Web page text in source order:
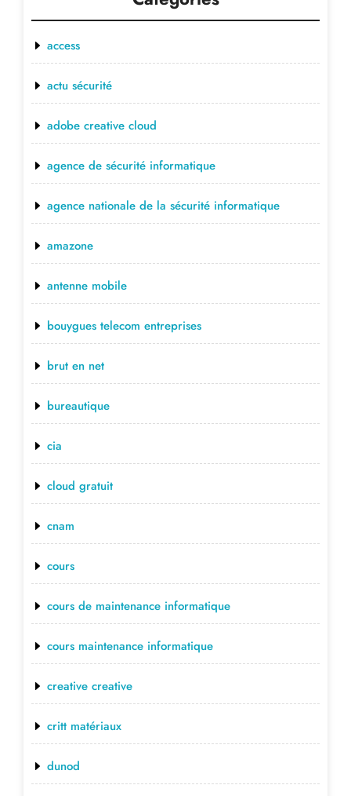
access
actu sécurité
adobe creative cloud
agence de sécurité informatique
agence nationale de la sécurité informatique
amazone
antenne mobile
bouygues telecom entreprises
brut en net
bureautique
cia
cloud gratuit
cnam
cours
cours de maintenance informatique
cours maintenance informatique
creative creative
critt matériaux
dunod